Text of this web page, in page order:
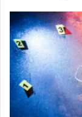
Gaza
y
del
regreso
de
Trump
OIJ
reportó
homicidio
en
vía
pública
San